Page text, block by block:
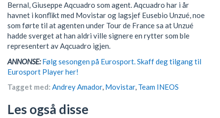
Bernal, Giuseppe Aqcuadro som agent. Aqcuadro har i år
havnet i konflikt med Movistar og lagsjef Eusebio Unzué, noe
som førte til at agenten under Tour de France sa at Unzué
hadde sverget at han aldri ville signere en rytter som ble
representert av Aqcuadro igjen.
ANNONSE: Følg sesongen på Eurosport. Skaff deg tilgang til
Eurosport Player her!
Tagget med: Andrey Amador, Movistar, Team INEOS
Les også disse